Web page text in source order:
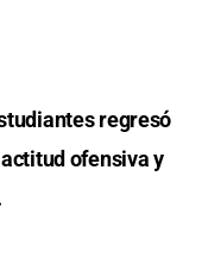
regresó
ofensiva y